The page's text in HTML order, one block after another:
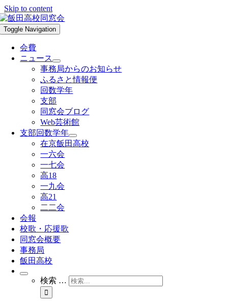
Skip to content
Toggle Navigation
会費
ニュース
事務局からのお知らせ
ふるさと情報便
回数学年
支部
同窓会ブログ
Web芸術館
支部回数学年
在京飯田高校
一六会
一七会
高18
一九会
高21
二二会
会報
校歌・応援歌
同窓会概要
事務局
飯田高校
検索 …